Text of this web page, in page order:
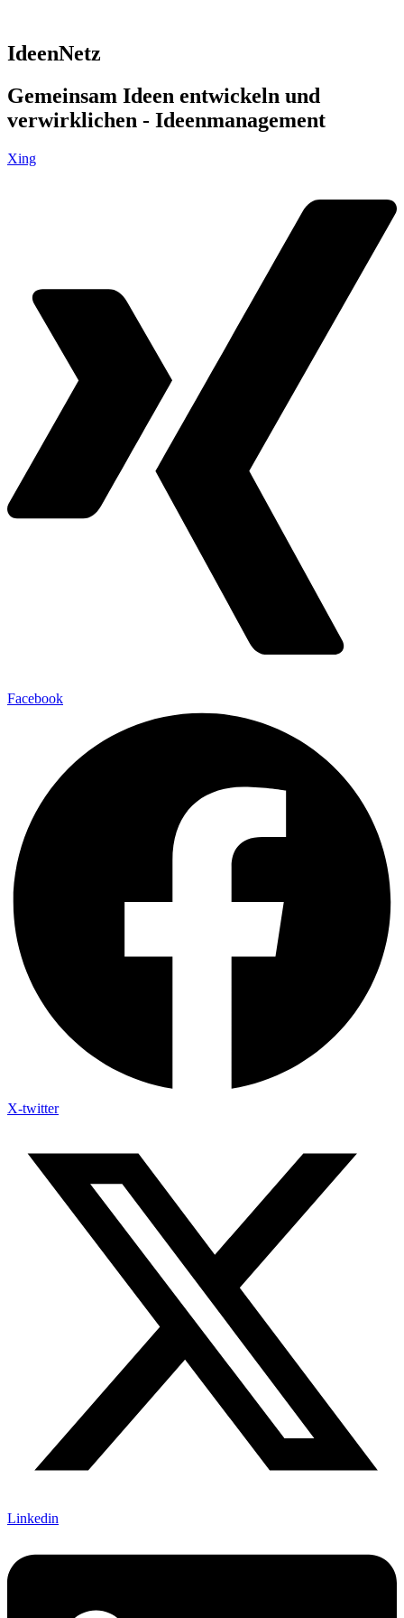
IdeenNetz
Gemeinsam Ideen entwickeln und
verwirklichen - Ideenmanagement
Xing
Facebook
X-twitter
Linkedin